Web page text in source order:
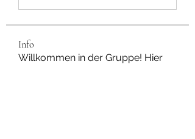
Info
Willkommen in der Gruppe! Hier